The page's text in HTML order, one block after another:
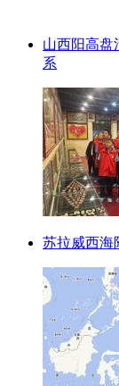
山西阳高盘
系
苏拉威西海